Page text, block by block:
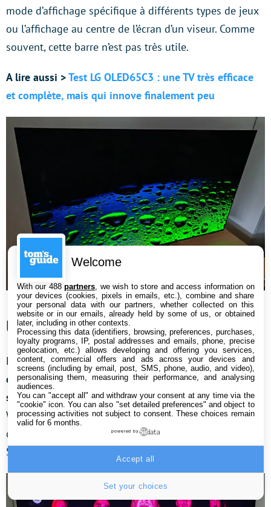
mode d’affichage spécifique à différents types de jeux
ou l’affichage au centre de l’écran d’un viseur. Comme
souvent, cette barre n’est pas très utile.
A lire aussi >Test LG OLED65C3 : une TV très efficace
et complète, mais qui innove finalement peu
Samsung TQ55S90C – Crédit : Xavier Regord / Tom’s Guide
Une assez bonne qualité audio !
La TQ55S90C est équipée d’undispositif audio
comprenant deux haut-parleurs, auxquels s’ajoute un
subwoofer. La puissance totale du système est de 40
W. Cela permet d’obtenir un bon volume pour regarder
des films ou écouter de la musique (en téléchargeant
Spotify par exemple).
Welcome
With our 488partners , we wish to store and access information on
your devices (cookies, pixels in emails, etc.), combine and share
your personal data with our partners, whether collected on this
website or in our emails, already held by some of us, or obtained
later, including in other contexts.
Processing this data (identifiers, browsing, preferences, purchases,
loyalty programs, IP, postal addresses and emails, phone, precise
geolocation, etc.) allows developing and offering you services,
content, commercial offers and ads across your devices and
screens (including by email, post, SMS, phone, audio, and video),
personalising them, measuring their performance, and analysing
audiences.
You can "accept all" and withdraw your consent at any time via the
"cookie" icon. You can also "set detailed preferences" and object to
processing activities not subject to consent. These choices remain
valid for 6 months.
powered by
Set your choices
Accept all